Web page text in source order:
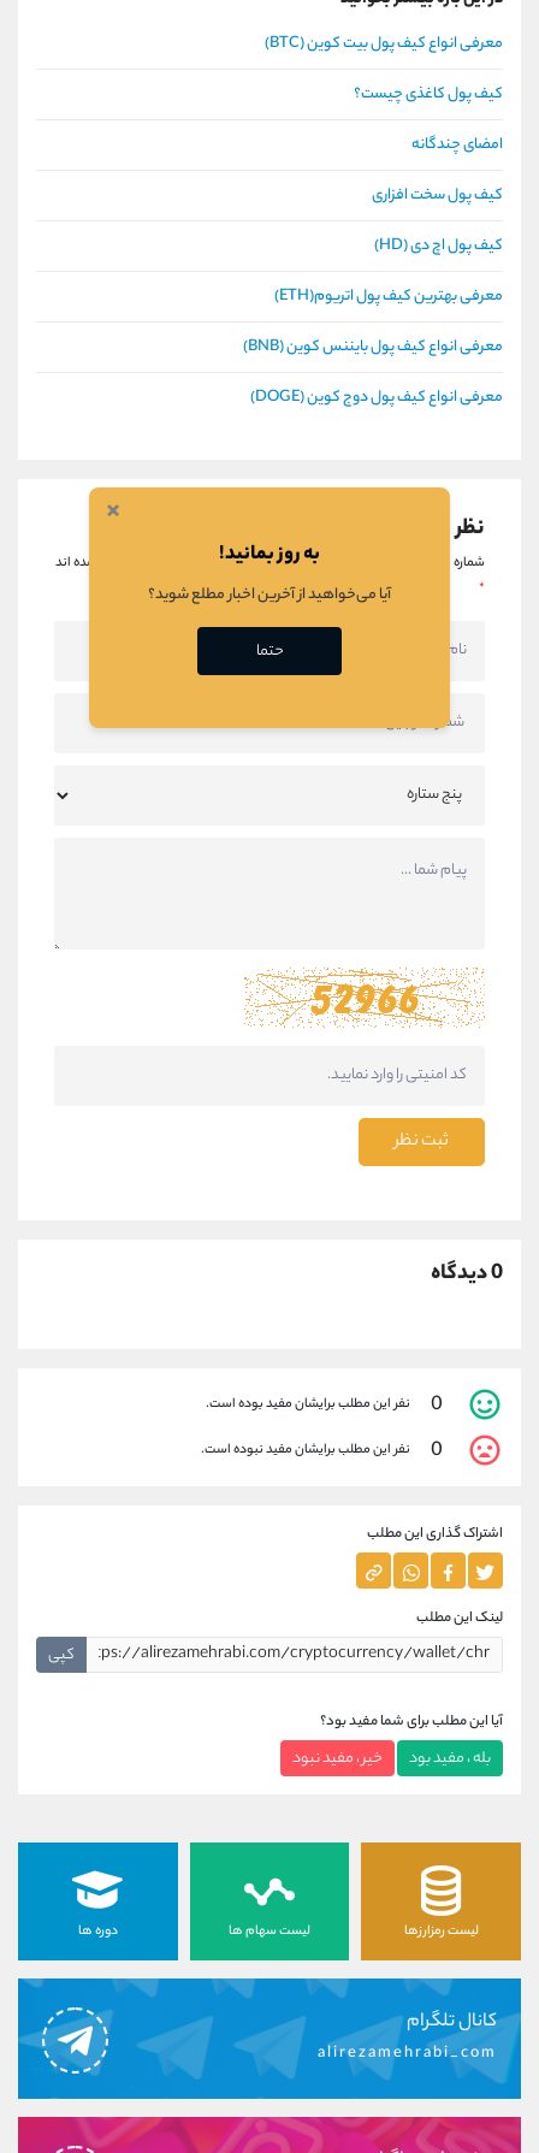
معرفی انواع کیف پول بیت کوین (BTC)
کیف پول کاغذی چیست؟
امضای چندگانه
کیف پول سخت افزاری
کیف پول اچ دی (HD)
معرفی بهترین کیف پول اتریوم(ETH)
معرفی انواع کیف پول بایننس کوین (BNB)
معرفی انواع کیف پول دوج کوین (DOGE)
نظر بدهید
شماره موبایل شما منتشر نخواهد شد.قسمت های مورد نیاز علامت گذاری شده اند
*
ثبت نظر
0 دیدگاه
0 نفر این مطلب برایشان مفید بوده است.
0 نفر این مطلب برایشان مفید نبوده است.
اشتراک گذاری این مطلب
لینک این مطلب
کپی
آیا این مطلب برای شما مفید بود؟
بله ، مفید بود خیر ، مفید نبود
لیست رمزارزها لیست سهام ها دوره ها
کانال تلگرام
alirezamehrabi_com
×
به روز بمانید!
آیا می‌خواهید از آخرین اخبار مطلع شوید؟
حتما